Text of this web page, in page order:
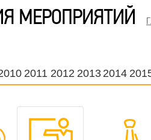
МЕРОПРИЯТИЙ
2011 2012 2013 2014